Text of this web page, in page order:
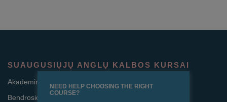
SUAUGUSIŲJŲ ANGLŲ KALBOS KURSAI
Akademinių metų kursai (Studijos ir darbas Airijoje)
Bendrosios anglų kalbos kursai
NEED HELP CHOOSING THE RIGHT
COURSE?